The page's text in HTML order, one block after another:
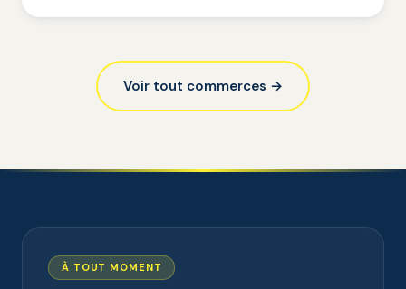
Voir tout commerces →
À TOUT MOMENT